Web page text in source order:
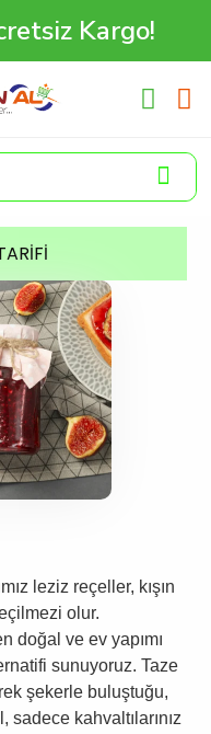
Kargo!
leziz reçeller, kışın
olur.
doğal ve ev yapımı
sunuyoruz. Taze
şekerle buluştuğu,
sadece kahvaltılarınız